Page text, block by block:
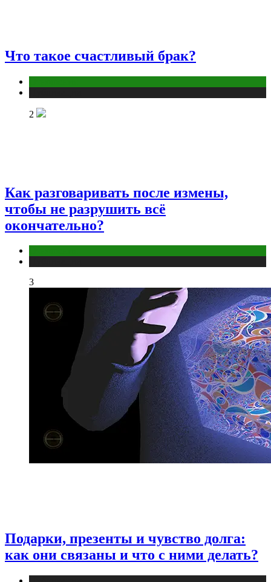
Что такое счастливый брак?
2
Как разговаривать после измены,
чтобы не разрушить всё
окончательно?
3
Подарки, презенты и чувство долга:
как они связаны и что с ними делать?